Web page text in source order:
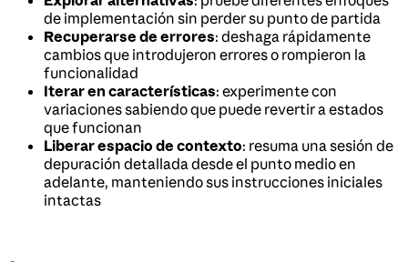
de implementación sin perder su punto de partida
Recuperarse de errores: deshaga rápidamente
cambios que introdujeron errores o rompieron la
funcionalidad
Iterar en características: experimente con
variaciones sabiendo que puede revertir a estados
que funcionan
Liberar espacio de contexto: resuma una sesión de
depuración detallada desde el punto medio en
adelante, manteniendo sus instrucciones iniciales
intactas